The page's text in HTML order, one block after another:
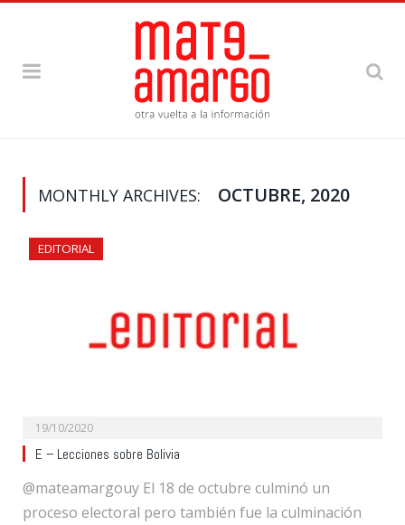
MONTHLY ARCHIVES: OCTUBRE, 2020
EDITORIAL
19/10/2020
E – Lecciones sobre Bolivia
@mateamargouy El 18 de octubre culminó un
proceso electoral pero también fue la culminación